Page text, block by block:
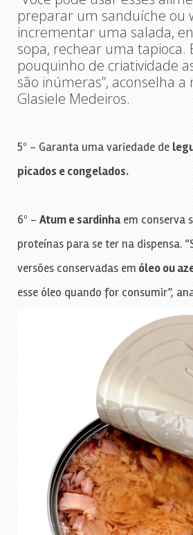
preparar um sanduíche ou
incrementar uma salada,
sopa, rechear uma tapioca.
pouquinho de criatividade
são inúmeras”, aconselha a
Glasiele Medeiros.
5º – Garanta uma variedade de
picados e congelados.
6º – Atum e sardinhaem conserva
proteínas para se ter na dispensa.
versões conservadas em óleo ou
esse óleo quando for consumir”,